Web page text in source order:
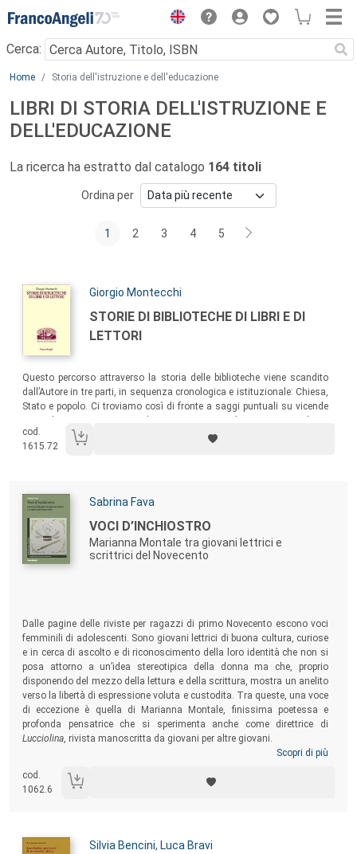
Menu
Cerca:
Main content
Home Storia dell'istruzione e dell'educazione
LIBRI DI STORIA DELL'ISTRUZIONE E
DELL'EDUCAZIONE
La ricerca ha estratto dal catalogo 164 titoli
Ordina per
1 2 3 4 5
Autori:
Giorgio Montecchi
Titolo:
STORIE DI BIBLIOTECHE DI LIBRI E DI
LETTORI
Questo percorso attraverso la storia delle biblioteche viene scandito
dall’Autore in tre parti, in sequenza cronologica e istituzionale: Chiesa,
Stato e popolo. Ci troviamo così di fronte a saggi puntuali su vicende
essere specchio e riflesso di tendenze ed eventi storici di più ampia
portata.
cod.
1615.72
Autori:
Sabrina Fava
Titolo:
VOCI D’INCHIOSTRO
Marianna Montale tra giovani lettrici e
scrittrici del Novecento
Dalle pagine delle riviste per ragazzi di primo Novecento escono voci
femminili di adolescenti. Sono giovani lettrici di buona cultura, curiose
e in cerca di ascolto e di riconoscimento della loro identità che non si
posa attorno a un’idea stereotipica della donna ma che, proprio
disponendo del mezzo della lettura e della scrittura, mostra un anelito
verso la libertà di espressione voluta e custodita. Tra queste, una voce
di eccezione è quella di Marianna Montale, finissima poetessa e
profonda pensatrice che si sperimenta anche come direttrice di
Lucciolina , rivista manoscritta da giovani per altre giovani.
Scopri di più
cod.
1062.6
Autori:
Silvia Bencini, Luca Bravi